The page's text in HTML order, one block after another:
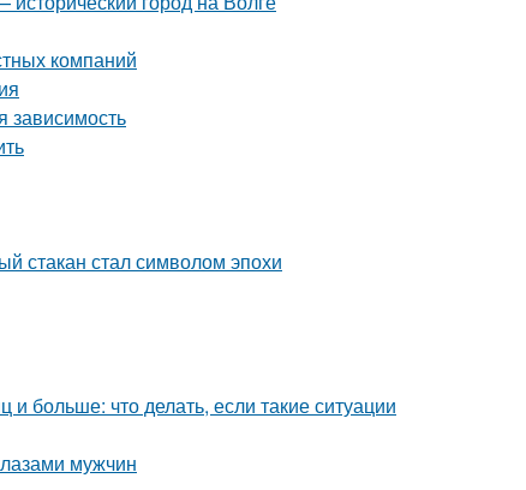
компаний
зависимость
стакан стал символом эпохи
и больше: что делать, если такие ситуации
мужчин